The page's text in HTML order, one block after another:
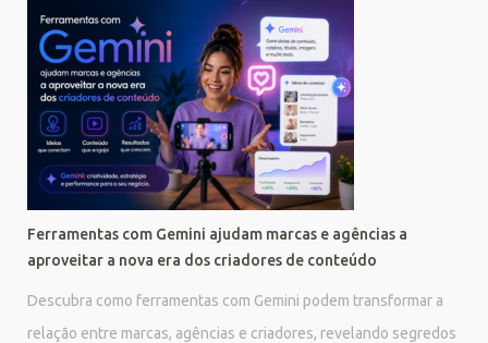
Ferramentas com Gemini ajudam marcas e agências a
aproveitar a nova era dos criadores de conteúdo
Descubra como ferramentas com Gemini podem transformar a
relação entre marcas, agências e criadores, revelando segredos